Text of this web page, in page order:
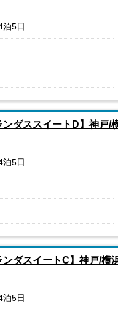
泊5日
ンダススイートD】神
泊5日
ンダスイートC】神戸/
泊5日